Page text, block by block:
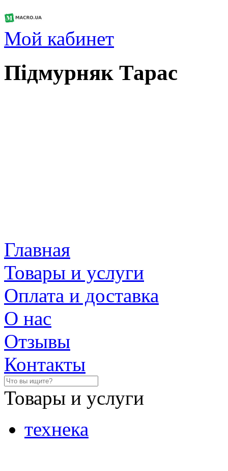
Мой кабинет
Підмурняк Тарас
Главная
Товары и услуги
Оплата и доставка
О нас
Отзывы
Контакты
Товары и услуги
технека